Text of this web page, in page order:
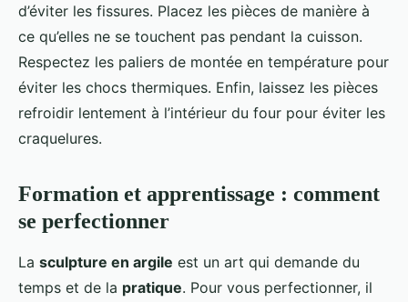
d’éviter les fissures. Placez les pièces de manière à
ce qu’elles ne se touchent pas pendant la cuisson.
Respectez les paliers de montée en température pour
éviter les chocs thermiques. Enfin, laissez les pièces
refroidir lentement à l’intérieur du four pour éviter les
craquelures.
Formation et apprentissage : comment
se perfectionner
La sculpture en argile est un art qui demande du
temps et de la pratique. Pour vous perfectionner, il